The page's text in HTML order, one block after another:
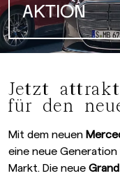
AKTION
Jetzt
für den
Mit dem neuen
eine neue
Markt. Die neue